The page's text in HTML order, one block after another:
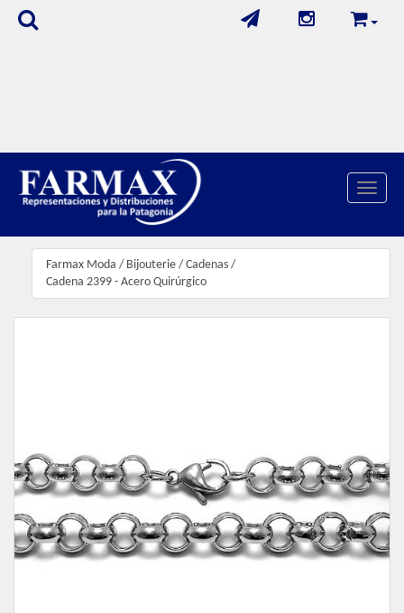
Toggle
Farmax Moda / Bijouterie / Cadenas /
Cadena 2399 - Acero Quirúrgico